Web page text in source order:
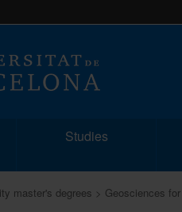
Studies
master's degrees Geosciences